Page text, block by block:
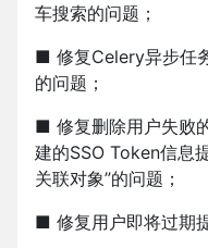
车搜索的问题；
■ 修复Celery异步任
的问题；
■ 修复删除用户失败
建的SSO Token信息
关联对象”的问题；
■ 修复用户即将过期